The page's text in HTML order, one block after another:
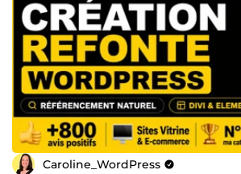
Caroline_WordPress